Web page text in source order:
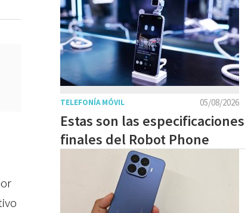
05/08/2026
TELEFONÍA MÓVIL
Estas son las especificaciones
finales del Robot Phone